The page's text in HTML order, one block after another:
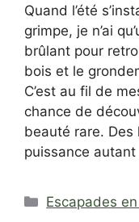
Quand l’été
grimpe, je n’ai
brûlant pour
bois et le
C’est au fil de
chance de
beauté rare. Des
puissance
Catégories
Escapades